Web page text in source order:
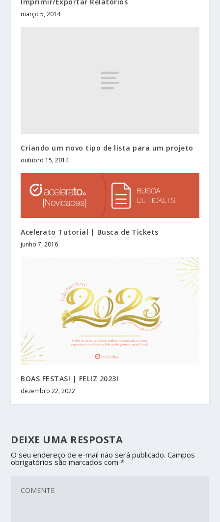
março 5, 2014
Criando um novo tipo de lista para um projeto
outubro 15, 2014
Acelerato Tutorial | Busca de Tickets
junho 7, 2016
BOAS FESTAS! | FELIZ 2023!
dezembro 22, 2022
DEIXE UMA RESPOSTA
O seu endereço de e-mail não será publicado. Campos
obrigatórios são marcados com*